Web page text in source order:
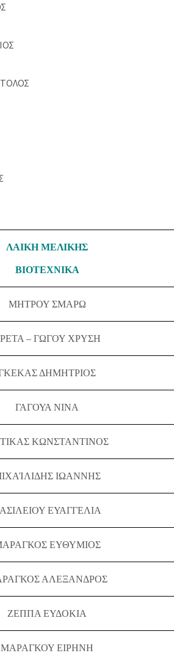
ΛΑΙΚΗ ΜΕΛΙΚΗΣ
ΒΙΟΤΕΧΝΙΚΑ
ΜΗΤΡΟΥ ΣΜΑΡΩ
– ΓΩΓΟΥ ΧΡΥΣΗ
ΔΗΜΗΤΡΙΟΣ
ΓΑΓΟΥΑ ΝΙΝΑ
ΚΩΝΣΤΑΝΤΙΝΟΣ
ΙΩΑΝΝΗΣ
ΕΥΑΓΓΕΛΙΑ
ΕΥΘΥΜΙΟΣ
ΑΛΕΞΑΝΔΡΟΣ
ΖΕΠΠΑ ΕΥΔΟΚΙΑ
ΜΑΡΑΓΚΟΥ ΕΙΡΗΝΗ